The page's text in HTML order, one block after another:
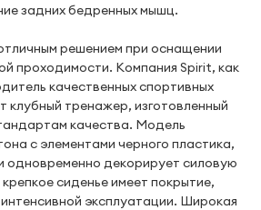
задних бедренных мышц.
решением при оснащении
проходимости. Компания Spirit, как
качественных спортивных
клубный тренажер, изготовленный
качества. Модель
с элементами черного пластика,
одновременно декорирует силовую
сиденье имеет покрытие,
эксплуатации. Широкая